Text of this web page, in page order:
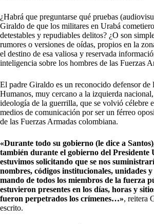
¿Habrá que preguntarse qué pruebas
Giraldo de que los militares en Urabá
detestables y repudiables delitos? ¿O son
rumores o versiones de oídas, propios en la
el destino de esa valiosa y reservada
inteligencia sobre los hombres de las Fuerzas
El padre Giraldo es un reconocido defensor de
Humanos, muy cercano a la izquierda
ideología de la guerrilla, que se volvió célebre
medios de comunicación por ser un férreo
de las Fuerzas Armadas colombiana.
«Durante todo su gobierno (le dice a
también durante el gobierno del Presidente
estuvimos solicitando que se nos
nombres, códigos institucionales, unidades y
mando de todos los miembros de la fuerza
estuvieron presentes en los días, horas y
fueron perpetrados los crímenes…», reitera
escrito.